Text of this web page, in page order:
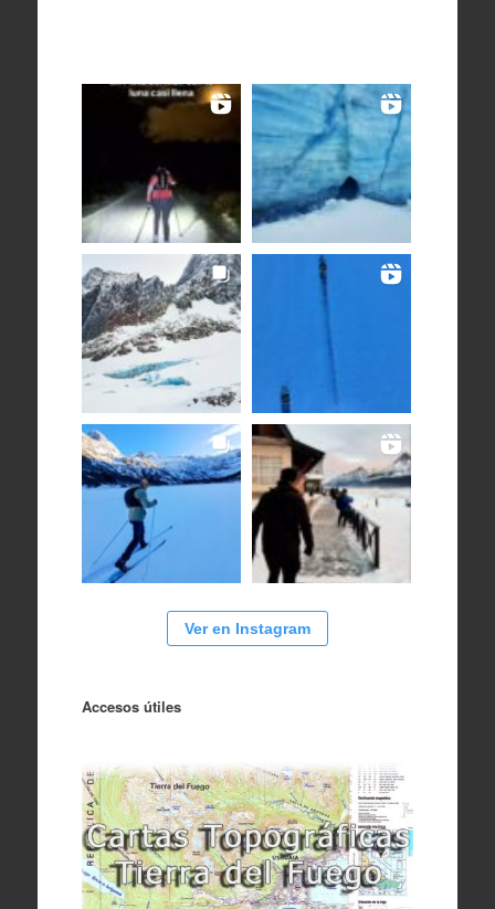
Ver en Instagram
Accesos útiles